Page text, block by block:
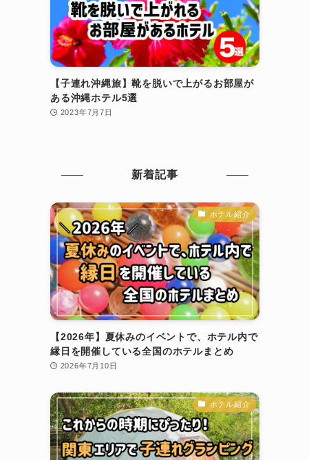
【子連れ沖縄旅】靴を脱いで上がるお部屋が
ある沖縄ホテル5選
2023年7月7日
新着記事
ホテル紹介
【2026年】夏休みのイベントで、ホテル内で
縁日を開催している全国のホテルまとめ
2026年7月10日
ホテル紹介